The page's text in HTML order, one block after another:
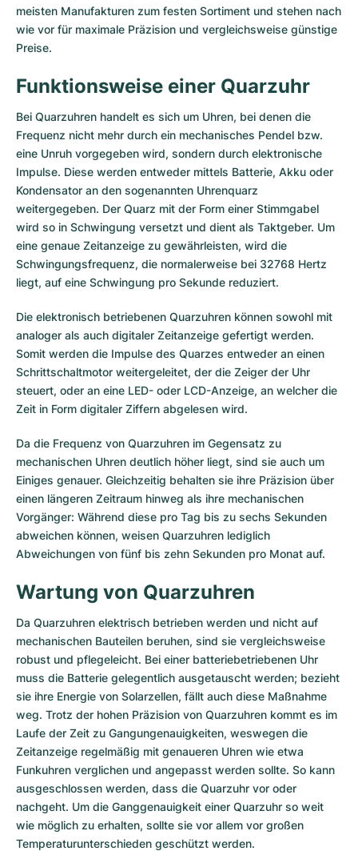
meisten Manufakturen zum festen Sortiment und stehen nach
wie vor für maximale Präzision und vergleichsweise günstige
Preise.
Funktionsweise einer Quarzuhr
Bei Quarzuhren handelt es sich um Uhren, bei denen die
Frequenz nicht mehr durch ein mechanisches Pendel bzw.
eine Unruh vorgegeben wird, sondern durch elektronische
Impulse. Diese werden entweder mittels Batterie, Akku oder
Kondensator an den sogenannten Uhrenquarz
weitergegeben. Der Quarz mit der Form einer Stimmgabel
wird so in Schwingung versetzt und dient als Taktgeber. Um
eine genaue Zeitanzeige zu gewährleisten, wird die
Schwingungsfrequenz, die normalerweise bei 32768 Hertz
liegt, auf eine Schwingung pro Sekunde reduziert.
Die elektronisch betriebenen Quarzuhren können sowohl mit
analoger als auch digitaler Zeitanzeige gefertigt werden.
Somit werden die Impulse des Quarzes entweder an einen
Schrittschaltmotor weitergeleitet, der die Zeiger der Uhr
steuert, oder an eine LED- oder LCD-Anzeige, an welcher die
Zeit in Form digitaler Ziffern abgelesen wird.
Da die Frequenz von Quarzuhren im Gegensatz zu
mechanischen Uhren deutlich höher liegt, sind sie auch um
Einiges genauer. Gleichzeitig behalten sie ihre Präzision über
einen längeren Zeitraum hinweg als ihre mechanischen
Vorgänger: Während diese pro Tag bis zu sechs Sekunden
abweichen können, weisen Quarzuhren lediglich
Abweichungen von fünf bis zehn Sekunden pro Monat auf.
Wartung von Quarzuhren
Da Quarzuhren elektrisch betrieben werden und nicht auf
mechanischen Bauteilen beruhen, sind sie vergleichsweise
robust und pflegeleicht. Bei einer batteriebetriebenen Uhr
muss die Batterie gelegentlich ausgetauscht werden; bezieht
sie ihre Energie von Solarzellen, fällt auch diese Maßnahme
weg. Trotz der hohen Präzision von Quarzuhren kommt es im
Laufe der Zeit zu Gangungenauigkeiten, weswegen die
Zeitanzeige regelmäßig mit genaueren Uhren wie etwa
Funkuhren verglichen und angepasst werden sollte. So kann
ausgeschlossen werden, dass die Quarzuhr vor oder
nachgeht. Um die Ganggenauigkeit einer Quarzuhr so weit
wie möglich zu erhalten, sollte sie vor allem vor großen
Temperaturunterschieden geschützt werden.